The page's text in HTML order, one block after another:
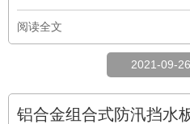
阅读全文
2021-09-
铝合金组合式防汛挡水